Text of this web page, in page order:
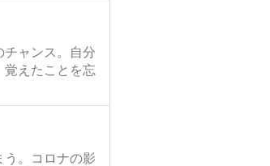
チャンス。自分
覚えたことを忘
。コロナの影